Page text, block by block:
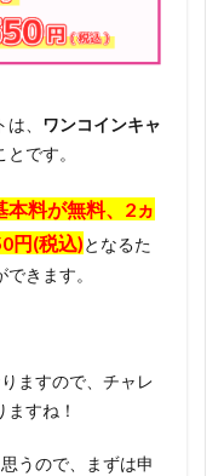
、 ワンコインキャ
です。
料が無料、2ヵ
円(税込)となるた
きます。
ますので、チャレ
すね！
うので、まずは申